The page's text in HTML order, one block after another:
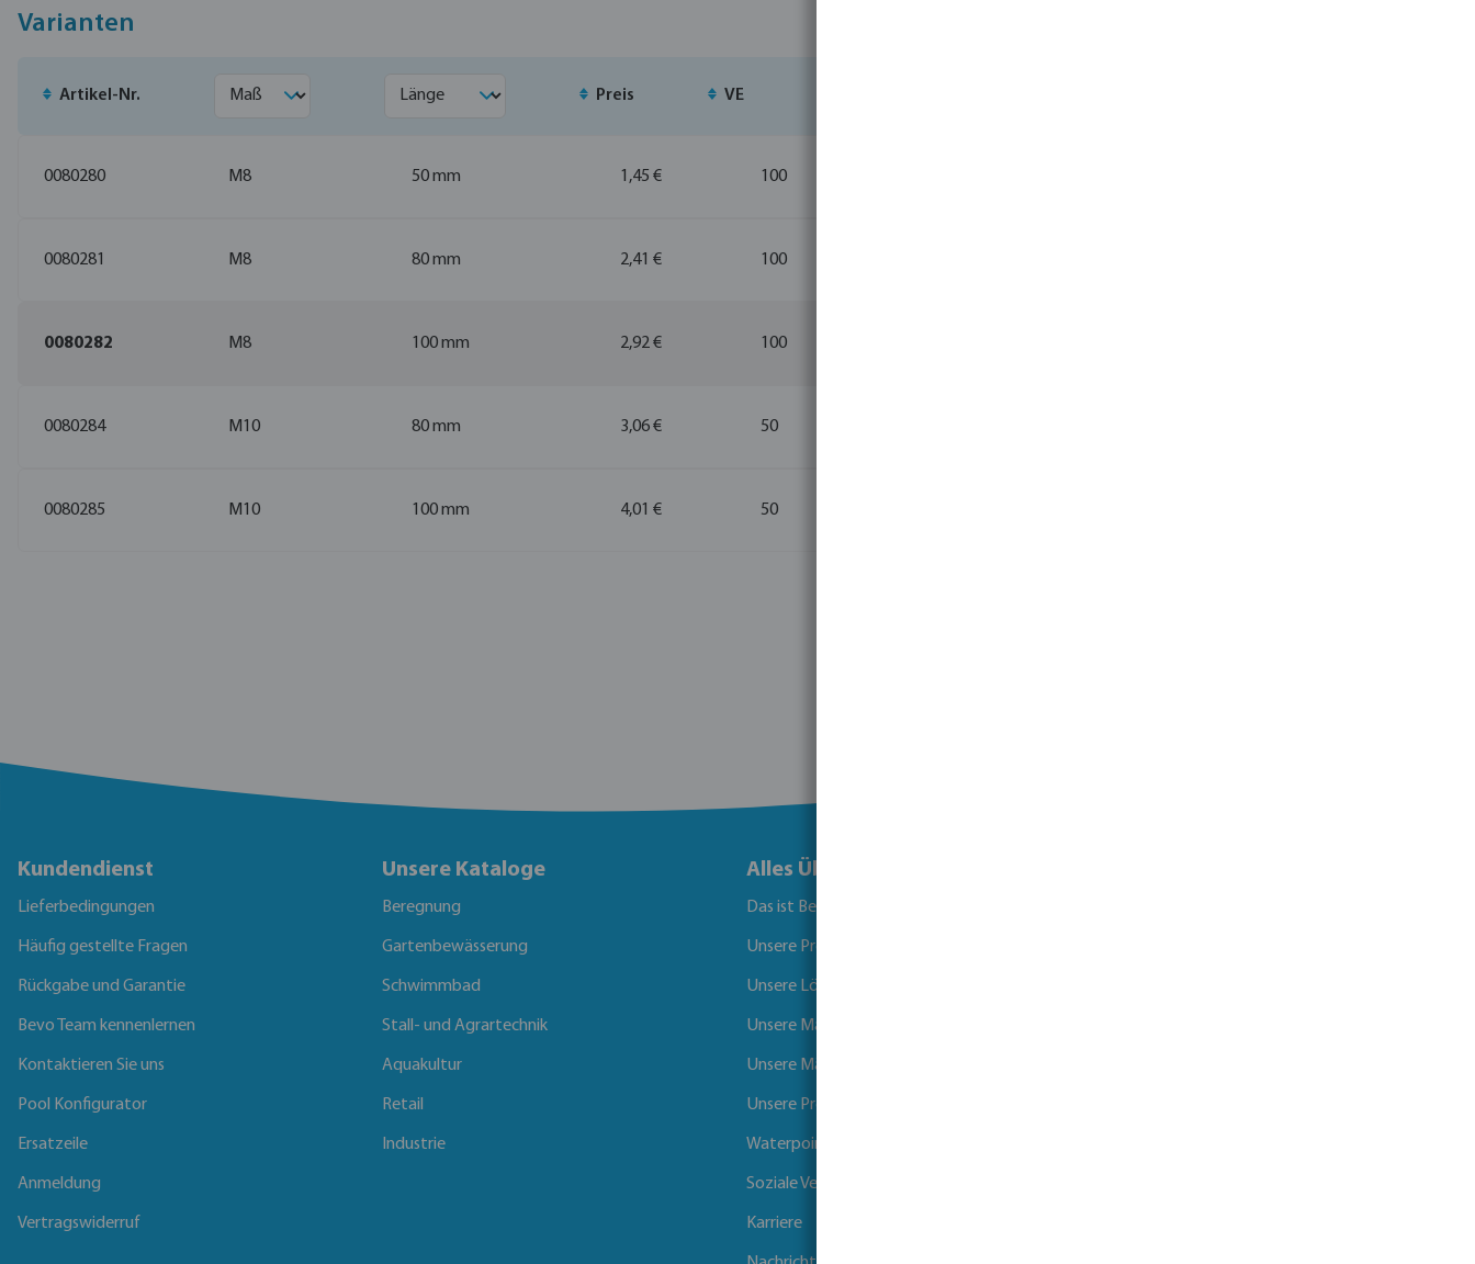
Varianten
Artikel-Nr. Preis VE
0080280 M8 50 mm 1,45 € 100
0080281 M8 80 mm 2,41 € 100
0080282 M8 100 mm 2,92 € 100
0080284 M10 80 mm 3,06 € 50
0080285 M10 100 mm 4,01 € 50
Kundendienst
Lieferbedingungen
Häufig gestellte Fragen
Rückgabe und Garantie
Bevo Team kennenlernen
Kontaktieren Sie uns
Pool Konfigurator
Ersatzeile
Anmeldung
Vertragswiderruf
Unsere Kataloge
Beregnung
Gartenbewässerung
Schwimmbad
Stall- und Agrartechnik
Aquakultur
Retail
Industrie
Alles Über Bevo
Das ist Bevo
Unsere Produkte
Unsere Lösungen
Unsere Marken
Unsere Märkte
Unsere Projekte
Waterpoints
Soziale Verantwortung der Unternehmen
Karriere